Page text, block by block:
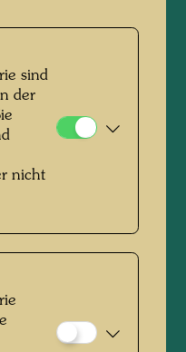
on Black Street
hostel, January
to Brigitte Mahle
sind
der
nicht